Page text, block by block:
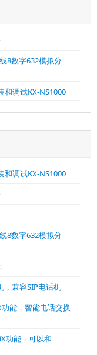
8数字632模拟分
和调试KX-NS1000
和调试KX-NS1000
8数字632模拟分
，兼容SIP电话机
能，智能电话交换
功能，可以和